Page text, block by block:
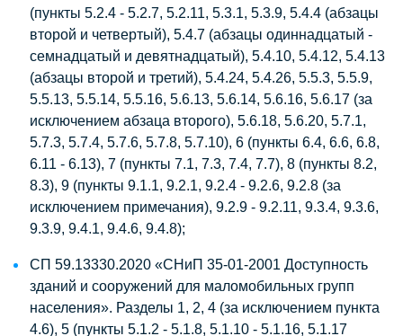
(пункты 5.2.4 - 5.2.7, 5.2.11, 5.3.1, 5.3.9, 5.4.4 (абзацы
второй и четвертый), 5.4.7 (абзацы одиннадцатый -
семнадцатый и девятнадцатый), 5.4.10, 5.4.12, 5.4.13
(абзацы второй и третий), 5.4.24, 5.4.26, 5.5.3, 5.5.9,
5.5.13, 5.5.14, 5.5.16, 5.6.13, 5.6.14, 5.6.16, 5.6.17 (за
исключением абзаца второго), 5.6.18, 5.6.20, 5.7.1,
5.7.3, 5.7.4, 5.7.6, 5.7.8, 5.7.10), 6 (пункты 6.4, 6.6, 6.8,
6.11 - 6.13), 7 (пункты 7.1, 7.3, 7.4, 7.7), 8 (пункты 8.2,
8.3), 9 (пункты 9.1.1, 9.2.1, 9.2.4 - 9.2.6, 9.2.8 (за
исключением примечания), 9.2.9 - 9.2.11, 9.3.4, 9.3.6,
9.3.9, 9.4.1, 9.4.6, 9.4.8);
СП 59.13330.2020 «СНиП 35-01-2001 Доступность
зданий и сооружений для маломобильных групп
населения». Разделы 1, 2, 4 (за исключением пункта
4.6), 5 (пункты 5.1.2 - 5.1.8, 5.1.10 - 5.1.16, 5.1.17